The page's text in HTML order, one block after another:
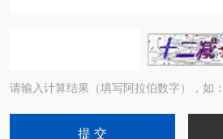
请输入计算结果（填写阿拉伯数字），如